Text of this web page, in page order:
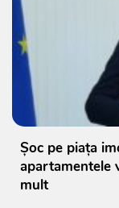
Șoc pe piața
apartamentele
mult